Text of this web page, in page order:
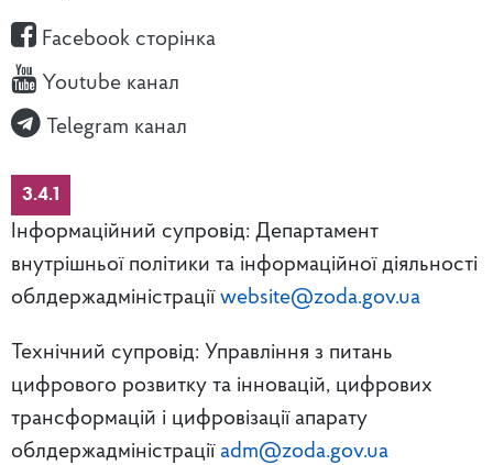
Facebook сторінка
Youtube канал
Telegram канал
3.4.1
Інформаційний супровід: Департамент
внутрішньої політики та інформаційної діяльності
облдержадміністрації website@zoda.gov.ua
Технічний супровід: Управління з питань
цифрового розвитку та інновацій, цифрових
трансформацій і цифровізації апарату
облдержадміністрації adm@zoda.gov.ua